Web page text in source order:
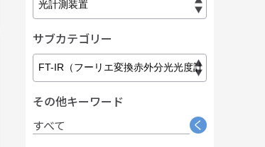
サブカテゴリー
その他キーワード
すべて
く